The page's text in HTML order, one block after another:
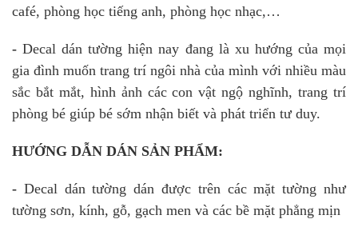
café, phòng học tiếng anh, phòng học nhạc,…
- Decal dán tường hiện nay đang là xu hướng của mọi
gia đình muốn trang trí ngôi nhà của mình với nhiều màu
sắc bắt mắt, hình ảnh các con vật ngộ nghĩnh, trang trí
phòng bé giúp bé sớm nhận biết và phát triển tư duy.
HƯỚNG DẪN DÁN SẢN PHẨM:
- Decal dán tường dán được trên các mặt tường như
tường sơn, kính, gỗ, gạch men và các bề mặt phẳng mịn